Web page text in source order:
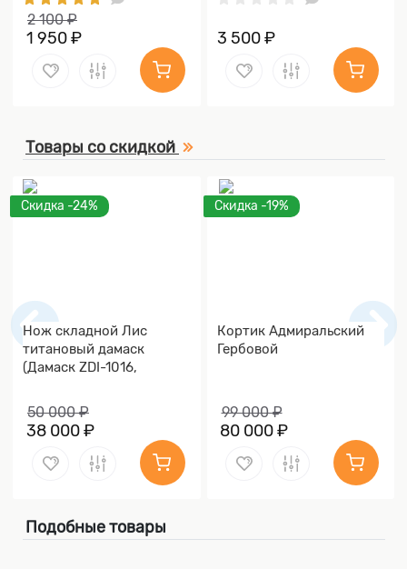
2 100 ₽
1 950 ₽ 3 500 ₽
Товары со скидкой
Скидка -24%
Нож складной Лис
титановый дамаск
(Дамаск ZDI-1016,
50 000 ₽
38 000 ₽
Скидка -19%
Кортик Адмиральский
Гербовой
99 000 ₽
80 000 ₽
Подобные товары